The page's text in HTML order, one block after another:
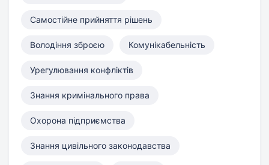
Самостійне прийняття рішень
Володіння зброєю Комунікабельність
Урегулювання конфліктів
Знання кримінального права
Охорона підприємства
Знання цивільного законодавства